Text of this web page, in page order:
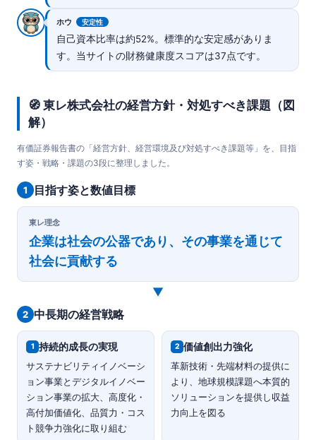
ホウ 安定性
自己資本比率は約52%。標準的な安定感がありま
す。当サイトの財務健康度スコアは37点です。
🧭 東レ株式会社の経営方針・対処すべき課題（図
解）
有価証券報告書の「経営方針、経営環境及び対処すべき課題等」を、目指
す姿・戦略・課題の3段に整理しました。
1 目指す姿と数値目標
東レ理念
企業は社会の公器であり、その事業を通じて
社会に貢献する
▼
2 中長期の経営戦略
1 持続的成長の実現
サステナビリティイノベーシ
ョン事業とデジタルイノベー
ション事業の拡大、高度化・
高付加価値化、品質力・コス
ト競争力強化に取り組む
2 価値創出力強化
革新技術・先端材料の提供に
より、地球規模課題へ本質的
ソリューションを提供し収益
力向上を図る